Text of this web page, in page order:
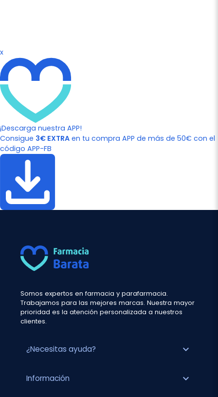
x
¡Descarga nuestra APP!
Consigue 3€ EXTRA en tu compra APP de más de 50€ con el
código APP-FB
Somos expertos en farmacia y parafarmacia.
Trabajamos para las mejores marcas. Nuestra mayor
prioridad es la atención personalizada a nuestros
clientes.
¿Necesitas ayuda? expand_more
Información expand_more